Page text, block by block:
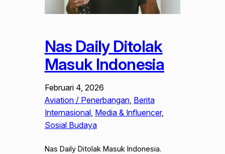
Nas Daily Ditolak
Masuk Indonesia
Februari 4, 2026
Aviation / Penerbangan, Berita
Internasional, Media & Influencer
Sosial Budaya
Nas Daily Ditolak Masuk Indonesia.